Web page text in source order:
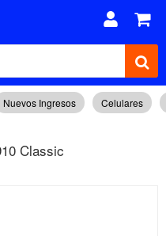
Nuevos Ingresos Celulares
Classic